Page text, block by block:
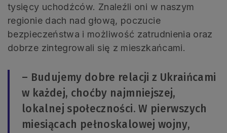
tysięcy uchodźców. Znaleźli oni w naszym
regionie dach nad głową, poczucie
bezpieczeństwa i możliwość zatrudnienia oraz
dobrze zintegrowali się z mieszkańcami.
– Budujemy dobre relacji z Ukraińcami
w każdej, choćby najmniejszej,
lokalnej społeczności. W pierwszych
miesiącach pełnoskalowej wojny,